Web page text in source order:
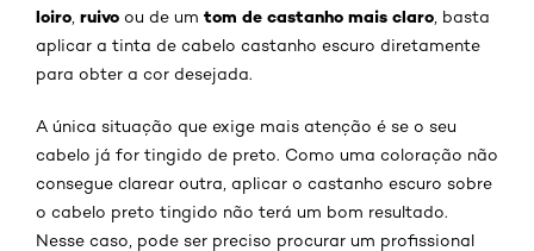
loiro ruivo ou de um tom de castanho mais claro , basta
aplicar a tinta de cabelo castanho escuro diretamente
para obter a cor desejada.
A única situação que exige mais atenção é se o seu
cabelo já for tingido de preto. Como uma coloração não
consegue clarear outra, aplicar o castanho escuro sobre
o cabelo preto tingido não terá um bom resultado.
Nesse caso, pode ser preciso procurar um profissional